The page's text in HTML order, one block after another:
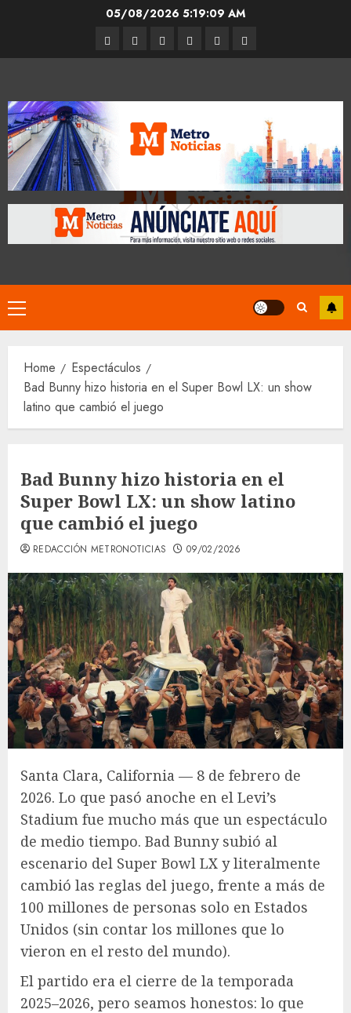
05/08/20265:19:10 AM
Entrevistas
Espectáculos
Movilidad
Metro
CDMX
CulturaOpinión
Primary
Menu
Home
Espectáculos
Bad Bunny hizo historia en el Super Bowl LX: un show
latino que cambió el juego
Bad Bunny hizo historia en el
Super Bowl LX: un show latino
que cambió el juego
REDACCIÓN METRONOTICIAS 09/02/2026
Santa Clara, California — 8 de febrero de
2026. Lo que pasó anoche en el Levi’s
Stadium fue mucho más que un espectáculo
de medio tiempo. Bad Bunny subió al
escenario del Super Bowl LX y literalmente
cambió las reglas del juego, frente a más de
100 millones de personas solo en Estados
Unidos (sin contar los millones que lo
vieron en el resto del mundo).
El partido era el cierre de la temporada
2025–2026, pero seamos honestos: lo que